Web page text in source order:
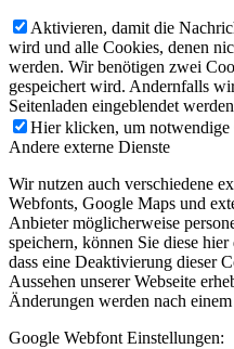
Aktivieren, damit die
wird und alle Cookies, denen
werden. Wir benötigen zwei
gespeichert wird. Andernfalls
Seitenladen eingeblendet
Hier klicken, um
Andere externe Dienste
Wir nutzen auch verschiedene
Webfonts, Google Maps und
Anbieter möglicherweise
speichern, können Sie diese
dass eine Deaktivierung dieser
Aussehen unserer Webseite
Änderungen werden nach
Google Webfont Einstellungen: